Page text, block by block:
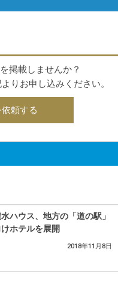
掲載しませんか？
りお申し込みください。
頼する
ハウス、地方の「道の駅」
ホテルを展開
2018年11月8日